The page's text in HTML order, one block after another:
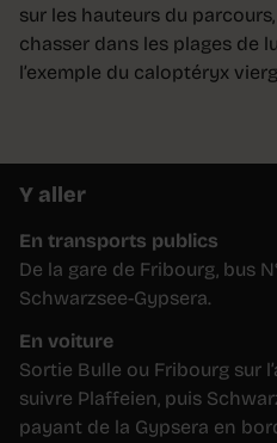
sur les hauteurs du
chasser dans les plages de
l’exemple du caloptéryx
Y aller
En transports publics
De la gare de Fribourg, bus
Schwarzsee-Gypsera.
En voiture
Sortie Bulle ou Fribourg sur
suivre Plaffeien, puis
payant de la Gypsera en